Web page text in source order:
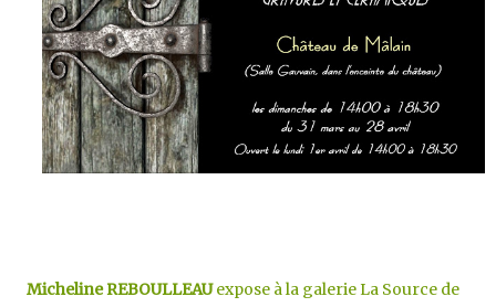
Micheline REBOULLEAUexpose à la galerie La Source de